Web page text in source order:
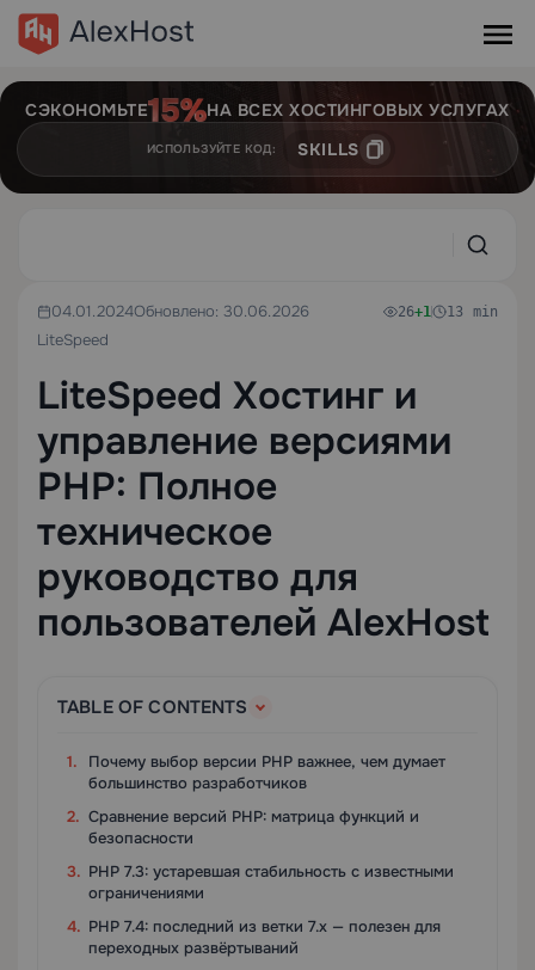
СЭКОНОМЬТЕ НА ВСЕХ ХОСТИНГОВЫХ УСЛУГАХ
ИСПОЛЬЗУЙТЕ КОД: SKILLS
04.01.2024Обновлено: 30.06.2026
LiteSpeed
26+1 13 min
LiteSpeed Хостинг и
управление версиями
PHP: Полное
техническое
руководство для
пользователей AlexHost
TABLE OF CONTENTS
Почему выбор версии PHP важнее, чем думает
большинство разработчиков
Сравнение версий PHP: матрица функций и
безопасности
PHP 7.3: устаревшая стабильность с известными
ограничениями
PHP 7.4: последний из ветки 7.x — полезен для
переходных развёртываний